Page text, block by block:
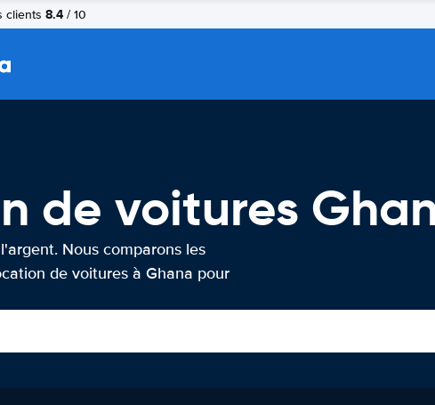
clients 8.4 / 10
de voitures
Nous comparons les
de voitures à Ghana pour